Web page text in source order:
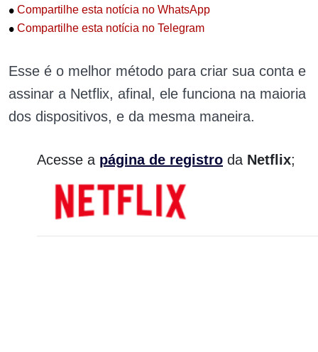
• Compartilhe esta notícia no WhatsApp
• Compartilhe esta notícia no Telegram
Esse é o melhor método para criar sua conta e
assinar a Netflix, afinal, ele funciona na maioria
dos dispositivos, e da mesma maneira.
Acesse a página de registro da Netflix;